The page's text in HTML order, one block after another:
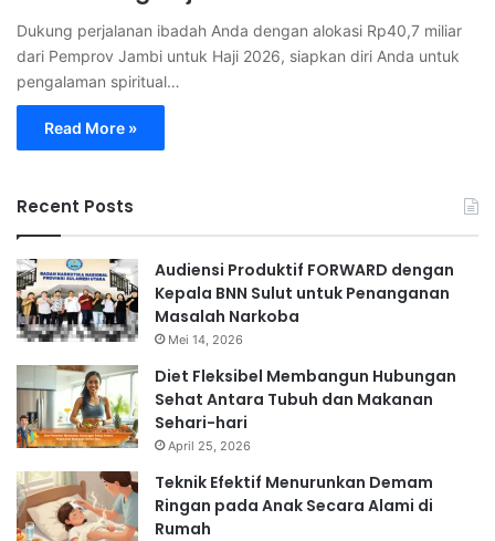
Dukung perjalanan ibadah Anda dengan alokasi Rp40,7 miliar
dari Pemprov Jambi untuk Haji 2026, siapkan diri Anda untuk
pengalaman spiritual…
Read More »
Recent Posts
Audiensi Produktif FORWARD dengan
Kepala BNN Sulut untuk Penanganan
Masalah Narkoba
Mei 14, 2026
Diet Fleksibel Membangun Hubungan
Sehat Antara Tubuh dan Makanan
Sehari-hari
April 25, 2026
Teknik Efektif Menurunkan Demam
Ringan pada Anak Secara Alami di
Rumah